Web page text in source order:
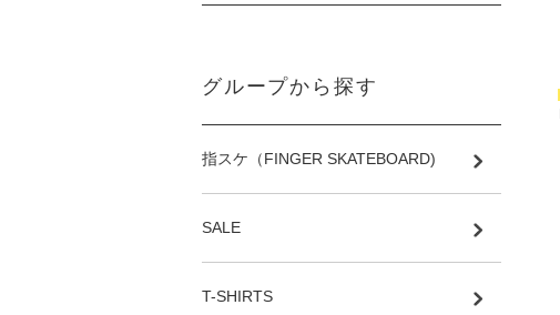
グループから探す
指スケ（FINGER SKATEBOARD)
SALE
T-SHIRTS